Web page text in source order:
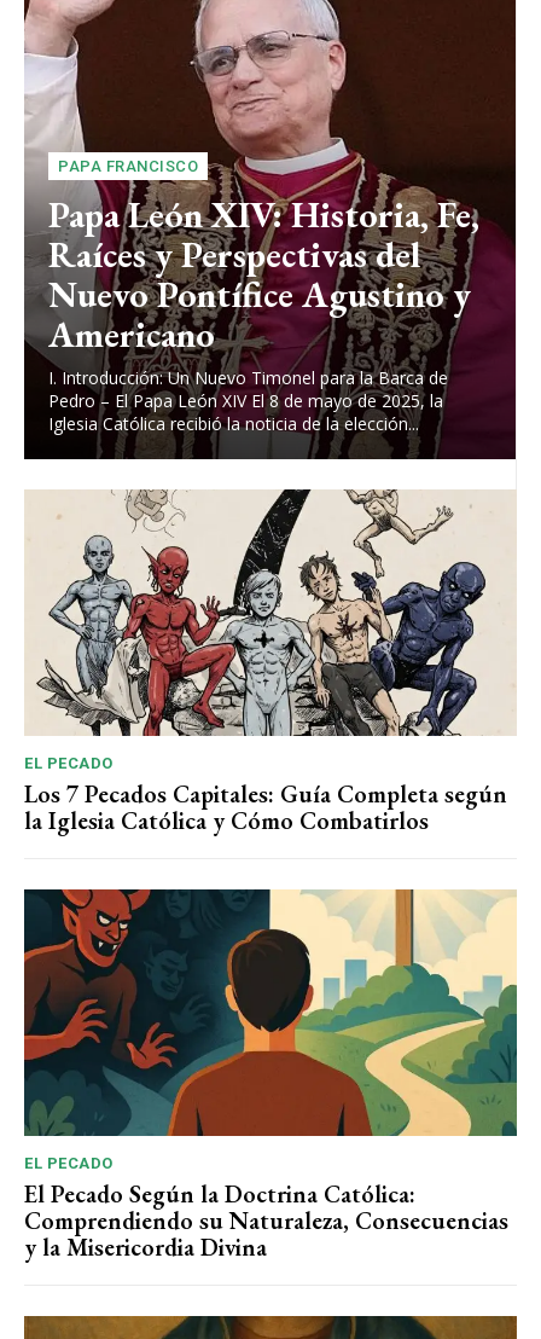
PAPA FRANCISCO
Papa León XIV: Historia, Fe,
Raíces y Perspectivas del
Nuevo Pontífice Agustino y
Americano
I. Introducción: Un Nuevo Timonel para la Barca de
Pedro – El Papa León XIV El 8 de mayo de 2025, la
Iglesia Católica recibió la noticia de la elección...
EL PECADO
Los 7 Pecados Capitales: Guía Completa según
la Iglesia Católica y Cómo Combatirlos
EL PECADO
El Pecado Según la Doctrina Católica:
Comprendiendo su Naturaleza, Consecuencias
y la Misericordia Divina